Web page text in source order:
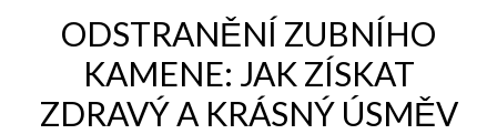
ODSTRANĚNÍ ZUBNÍHO
KAMENE: JAK ZÍSKAT
ZDRAVÝ A KRÁSNÝ ÚSMĚV